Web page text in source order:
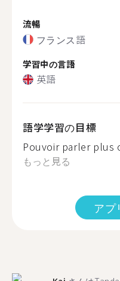
流暢
フランス語
学習中の言語
英語
語学学習の目標
Pouvoir parler plus
もっと見る
アプ